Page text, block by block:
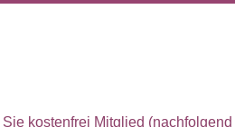
kostenfrei Mitglied